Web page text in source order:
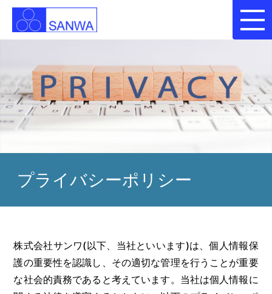
プライバシーポリシー
株式会社サンワ(以下、当社といいます)は、個人情報保
護の重要性を認識し、その適切な管理を行うことが重要
な社会的責務であると考えています。当社は個人情報に